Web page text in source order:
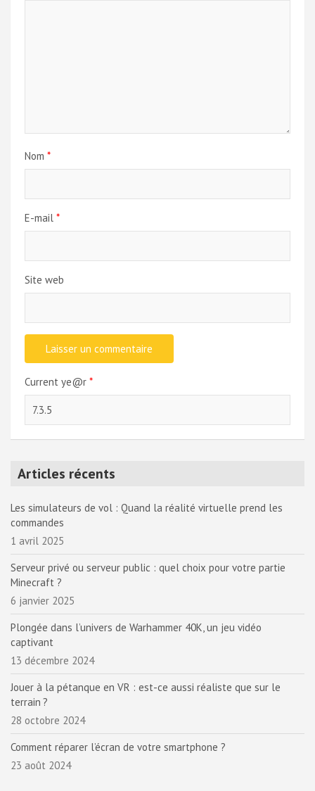
Nom *
E-mail *
Site web
Current ye@r *
Articles récents
Les simulateurs de vol : Quand la réalité virtuelle prend les
commandes
1 avril 2025
Serveur privé ou serveur public : quel choix pour votre partie
Minecraft ?
6 janvier 2025
Plongée dans l’univers de Warhammer 40K, un jeu vidéo
captivant
13 décembre 2024
Jouer à la pétanque en VR : est-ce aussi réaliste que sur le
terrain ?
28 octobre 2024
Comment réparer l’écran de votre smartphone ?
23 août 2024